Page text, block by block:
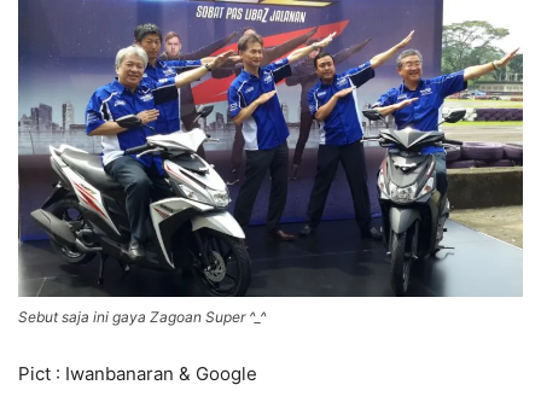
Sebut saja ini gaya Zagoan Super ^_^
Pict : Iwanbanaran & Google